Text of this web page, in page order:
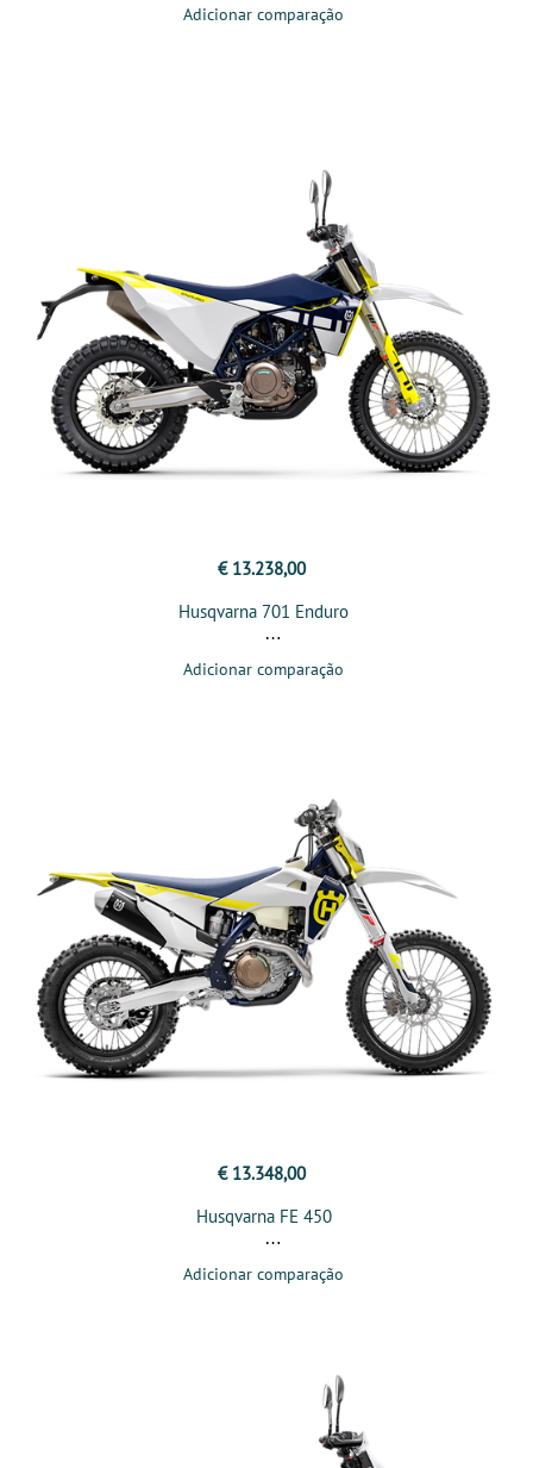
Adicionar comparação
€ 13.238,00
Husqvarna 701 Enduro
Adicionar comparação
€ 13.348,00
Husqvarna FE 450
Adicionar comparação